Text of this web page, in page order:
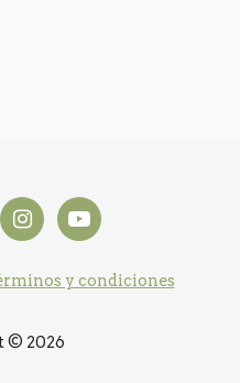
© 2026
y condiciones